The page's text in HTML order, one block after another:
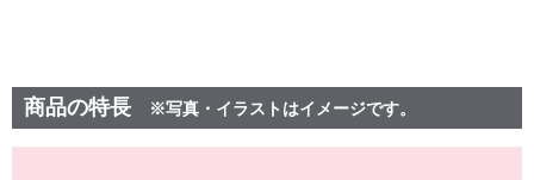
商品の特長 ※写真・イラストはイメージです。